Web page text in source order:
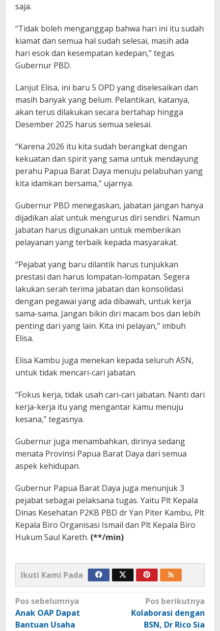
saja.
“Tidak boleh menganggap bahwa hari ini itu sudah
kiamat dan semua hal sudah selesai, masih ada
hari esok dan kesempatan kedepan,” tegas
Gubernur PBD.
Lanjut Elisa, ini baru 5 OPD yang diselesaikan dan
masih banyak yang belum. Pelantikan, katanya,
akan terus dilakukan secara bertahap hingga
Desember 2025 harus semua selesai.
“Karena 2026 itu kita sudah berangkat dengan
kekuatan dan spirit yang sama untuk mendayung
perahu Papua Barat Daya menuju pelabuhan yang
kita idamkan bersama,” ujarnya.
Gubernur PBD menegaskan, jabatan jangan hanya
dijadikan alat untuk mengurus diri sendiri. Namun
jabatan harus digunakan untuk memberikan
pelayanan yang terbaik kepada masyarakat.
“Pejabat yang baru dilantik harus tunjukkan
prestasi dan harus lompatan-lompatan. Segera
lakukan serah terima jabatan dan konsolidasi
dengan pegawai yang ada dibawah, untuk kerja
sama-sama. Jangan bikin diri macam bos dan lebih
penting dari yang lain. Kita ini pelayan,” imbuh
Elisa.
Elisa Kambu juga menekan kepada seluruh ASN,
untuk tidak mencari-cari jabatan.
“Fokus kerja, tidak usah cari-cari jabatan. Nanti dari
kerja-kerja itu yang mengantar kamu menuju
kesana,” tegasnya.
Gubernur juga menambahkan, dirinya sedang
menata Provinsi Papua Barat Daya dari semua
aspek kehidupan.
Gubernur Papua Barat Daya juga menunjuk 3
pejabat sebagai pelaksana tugas. Yaitu Plt Kepala
Dinas Kesehatan P2KB PBD dr Yan Piter Kambu, Plt
Kepala Biro Organisasi Ismail dan Plt Kepala Biro
Hukum Saul Kareth. (**/min)
Ikuti Kami Pada
Navigasi
pos
Pos sebelumnya
Anak OAP Dapat
Bantuan Usaha
Pos berikutnya
Kolaborasi dengan
BSN, Dr Rico Sia